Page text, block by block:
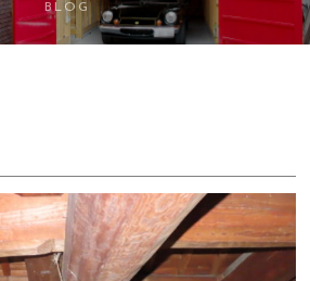
BLOG